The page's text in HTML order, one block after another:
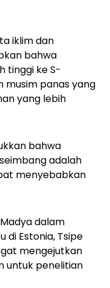
iklim dan
bahwa
tinggi ke S-
musim panas yang
yang lebih
bahwa
adalah
menyebabkan
dalam
di Estonia, Tsipe
mengejutkan
untuk penelitian